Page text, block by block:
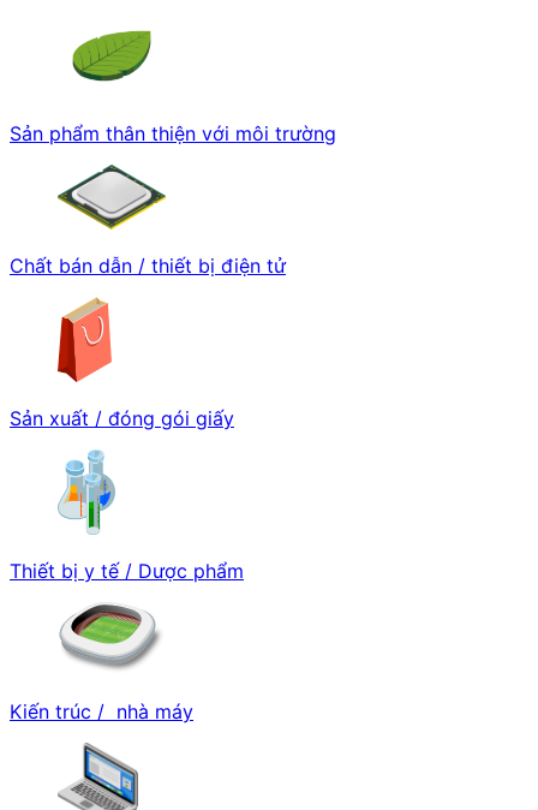
Sản phẩm thân thiện với môi trường
Chất bán dẫn / thiết bị điện tử
Sản xuất / đóng gói giấy
Thiết bị y tế / Dược phẩm
Kiến trúc / nhà máy